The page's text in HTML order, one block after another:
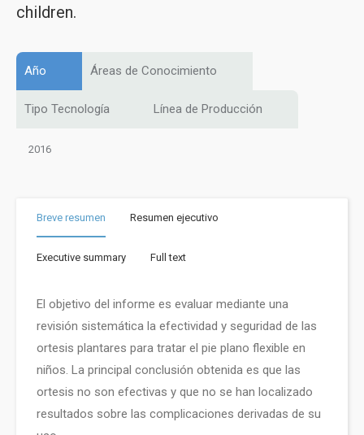
children.
Año Áreas de Conocimiento
Tipo Tecnología Línea de Producción
2016
Breve resumen Resumen ejecutivo
Executive summary Full text
El objetivo del informe es evaluar mediante una
revisión sistemática la efectividad y seguridad de las
ortesis plantares para tratar el pie plano flexible en
niños. La principal conclusión obtenida es que las
ortesis no son efectivas y que no se han localizado
resultados sobre las complicaciones derivadas de su